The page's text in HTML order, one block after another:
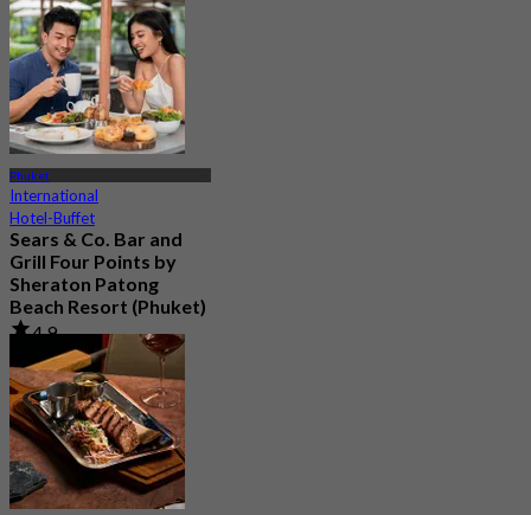
82 Gebucht
Aus฿ 470
Phuket
International
Hotel-Buffet
Sears & Co. Bar and
Grill Four Points by
Sheraton Patong
Beach Resort (Phuket)
4.9
1.2K Gebucht
Aus฿ 795